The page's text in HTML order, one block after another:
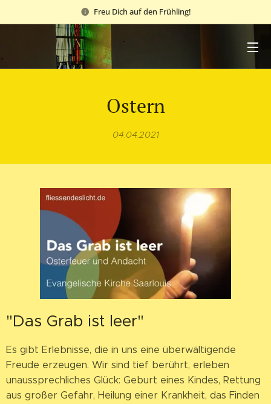
Freu Dich auf den Frühling!
Ostern
04.04.2021
"Das Grab ist leer"
Es gibt Erlebnisse, die in uns eine überwältigende
Freude erzeugen. Wir sind tief berührt, erleben
unaussprechliches Glück: Geburt eines Kindes, Rettung
aus großer Gefahr, Heilung einer Krankheit, das Finden